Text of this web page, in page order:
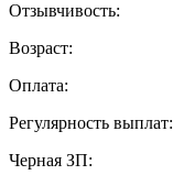
Отзывчивость:
Возраст:
Оплата:
Регулярность выплат:
Черная ЗП: